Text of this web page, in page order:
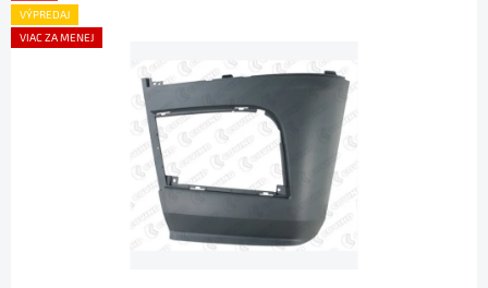
produktu
je
VÝPREDAJ
VIAC ZA MENEJ